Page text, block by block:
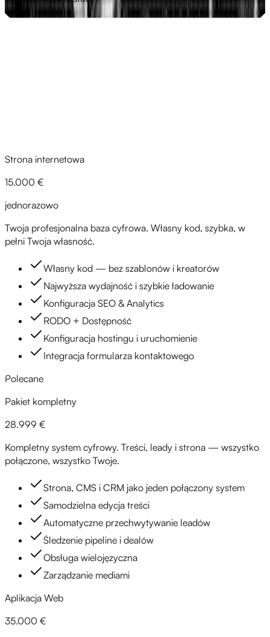
pierwszych 14 dniach po uruchomieniu i które zadania
Zobacz case study
Strona internetowa
15.000 €
jednorazowo
Twoja profesjonalna baza cyfrowa. Własny kod, szybka, w
pełni Twoja własność.
Własny kod — bez szablonów i kreatorów
Najwyższa wydajność i szybkie ładowanie
Konfiguracja SEO & Analytics
RODO + Dostępność
Konfiguracja hostingu i uruchomienie
Integracja formularza kontaktowego
Polecane
Pakiet kompletny
28.999 €
Kompletny system cyfrowy. Treści, leady i strona — wszystko
połączone, wszystko Twoje.
Strona, CMS i CRM jako jeden połączony system
Samodzielna edycja treści
Automatyczne przechwytywanie leadów
Śledzenie pipeline i dealów
Obsługa wielojęzyczna
Zarządzanie mediami
Aplikacja Web
35.000 €